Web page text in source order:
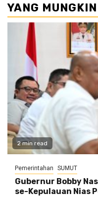
YANG
2 min read
Pemerintahan SUMUT
Gubernur Bobby
se-Kepulauan Nias